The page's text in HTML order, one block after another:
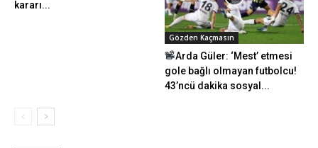
kararı...
Gözden Kaçmasın
Arda Güler: ‘Mest’ etmesi
gole bağlı olmayan futbolcu!
43’ncü dakika sosyal...